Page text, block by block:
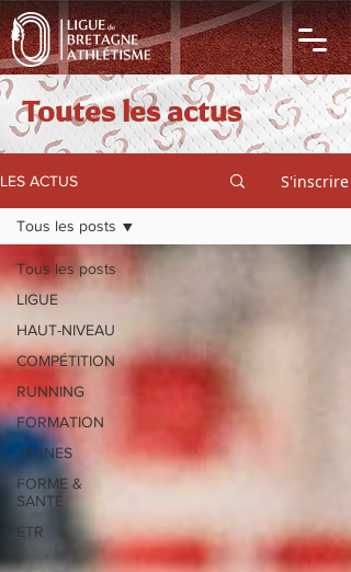
Toutes les actus
LES ACTUS S'inscrire
Tous les posts
LIGUE
HAUT-NIVEAU
COMPÉTITION
RUNNING
FORMATION
JEUNES
FORME &
SANTÉ
ETR
Tous les posts